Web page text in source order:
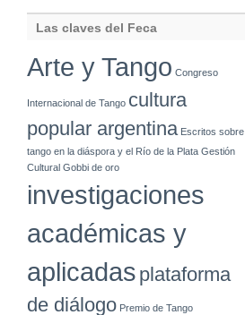
Las claves del Feca
Arte y Tango Congreso
Internacional de Tango cultura
popular argentina Escritos sobre
tango en la diáspora y el Río de la Plata Gestión
Cultural Gobbi de oro
investigaciones
académicas y
aplicadas plataforma
de diálogo Premio de Tango